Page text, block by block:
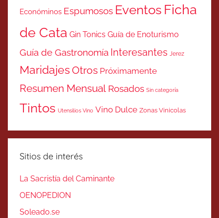
Económinos Espumosos Eventos Ficha
de Cata Gin Tonics Guía de Enoturismo
Guía de Gastronomía Interesantes Jerez
MaridajesOtros Próximamente
Resumen Mensual Rosados Sin categoría
Tintos Utensilios Vino Vino Dulce Zonas Vinicolas
Sitios de interés
La Sacristía del Caminante
OENOPEDION
Soleado.se